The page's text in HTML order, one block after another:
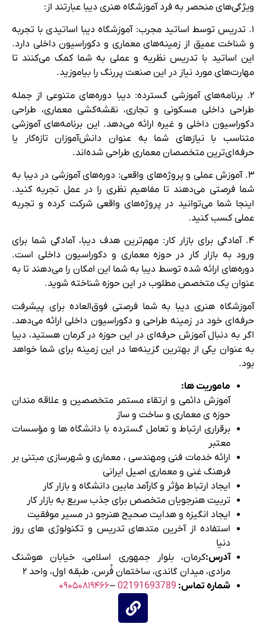
ویژگی‌های منحصر به فرد آموزشگاه هنری دیبا عبارتند از:
۱. تدریس توسط اساتید مجرب: آموزشگاه دیبا اساتیدی با تجربه
و شناخت عمیق از زمینه‌های معماری و دکوراسیون داخلی دارد.
این اساتید با تدریس نظریه و عملی به شما کمک می‌کنند تا
مهارت‌های مورد نیاز در این صنعت پررنگ را بیاموزید.
۲. برنامه‌های آموزشی گسترده: دیبا دوره‌های متنوعی از جمله
طراحی داخلی مسکونی و تجاری، نقشه‌کشی معماری، طراحی
دکوراسیون داخلی و غیره ارائه می‌دهد. این برنامه‌های آموزشی
متناسب با نیازهای شما به عنوان دانش‌آموزان تازه‌کار یا
حرفه‌ای‌ترین متخصصان معماری طراحی شده‌اند.
۳. آموزش عملی و پروژه‌های واقعی: دوره‌های آموزشی در دیبا به
شما فرصتی می‌دهند تا مفاهیم نظری را در عمل تجربه کنید.
اینجا شما می‌توانید در پروژه‌های واقعی شرکت کرده و تجربه
عملی کسب کنید.
۴. آمادگی برای بازار کار: مهم‌ترین هدف دیبا، آمادگی شما برای
ورود به بازار کار در حوزه معماری و دکوراسیون داخلی است.
دوره‌های ارائه شده توسط دیبا به شما این امکان را می‌دهند تا به
عنوان یک متخصص مطلوب در این حوزه شناخته شوید.
آموزشگاه هنری دیبا به شما فرصتی فوق‌العاده برای پیشرفت
حرفه‌ای خود در زمینه طراحی و دکوراسیون داخلی ارائه می‌دهد.
اگر به دنبال آموزش حرفه‌ای در این حوزه در کرمان هستید، دیبا
به عنوان یکی از بهترین گزینه‌ها در این زمینه برای شما خواهد
بود.
ماموریت ها:
آموزش دائمی و ارتقاء مستمر متخصصین و علاقه مندان
حوزه ی معماری و ساخت و ساز
برقراری ارتباط و تعامل گسترده با دانشگاه ها و مؤسسات
معتبر
ارائه خدمات فنی ومهندسی ، معماری و شهرسازی مبتنی بر
فرهنگ غنی و معماری اصیل ایرانی
ایجاد ارتباط مؤثر و کارآمد مابین دانشگاه و بازار کار
تربیت هنرجویان متخصص برای جذب سریع به بازار کار
ایجاد انگیزه و هدایت صحیح هنرجو در مسیر موفقیت
استفاده از آخرین متدهای تدریس و تکنولوژی های روز
دنیا
آدرس:کرمان، بلوار جمهوری اسلامی، خیابان هوشنگ
مرادی، میدان گاندی، ساختمان فُرس، طبقه اول، واحد ۲
شماره تماس: 02191693789
–۰۹۰۵۰۸۱۹۴۶۶